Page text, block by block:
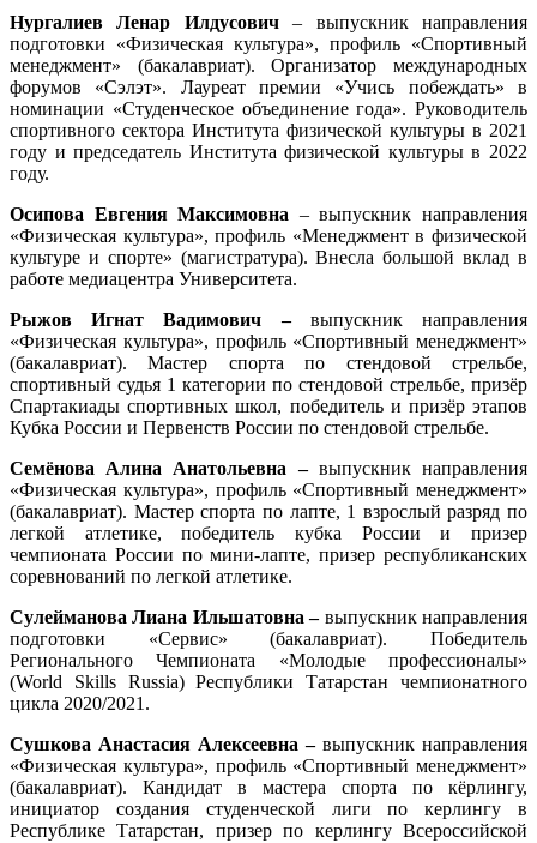
Нургалиев Ленар Илдусович– выпускник направления
подготовки «Физическая культура», профиль «Спортивный
менеджмент» (бакалавриат). Организатор международных
форумов «Сэлэт». Лауреат премии «Учись побеждать» в
номинации «Студенческое объединение года». Руководитель
спортивного сектора Института физической культуры в 2021
году и председатель Института физической культуры в 2022
году.
Осипова Евгения Максимовна – выпускник направления
«Физическая культура», профиль «Менеджмент в физической
культуре и спорте» (магистратура). Внесла большой вклад в
работе медиацентра Университета.
Рыжов Игнат Вадимович –выпускник
направления
«Физическая культура», профиль «Спортивный менеджмент»
(бакалавриат). Мастер спорта по стендовой стрельбе,
спортивный судья 1 категории по стендовой стрельбе, призёр
Спартакиады спортивных школ, победитель и призёр этапов
Кубка России и Первенств России по стендовой стрельбе.
Семёнова Алина Анатольевна – выпускник направления
«Физическая культура», профиль «Спортивный менеджмент»
(бакалавриат). Мастер спорта по лапте, 1 взрослый разряд по
легкой атлетике, победитель кубка России и призер
чемпионата России по мини-лапте, призер республиканских
соревнований по легкой атлетике.
Сулейманова Лиана Ильшатовна – выпускник направления
подготовки «Сервис» (бакалавриат).
Победитель
Регионального Чемпионата «Молодые профессионалы»
(World Skills Russia) Республики Татарстан чемпионатного
цикла 2020/2021.
Сушкова Анастасия Алексеевна – выпускник направления
«Физическая культура», профиль «Спортивный менеджмент»
(бакалавриат). Кандидат в мастера спорта по кёрлингу,
инициатор создания студенческой лиги по керлингу в
Республике Татарстан, призер по керлингу Всероссийской